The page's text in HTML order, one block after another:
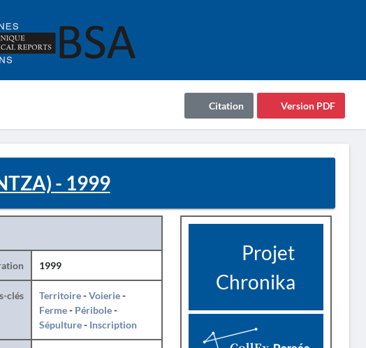
Version PDF
Citation
- 1999
1999
clés Territoire-Voierie-
Ferme- Péribole-
Sépulture- Inscription
Projet
Chronika